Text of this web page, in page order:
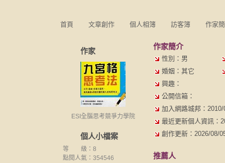
首頁 文章創作 個人相簿 訪客簿 作家
作家
ESI全腦思考競爭力學院
個人小檔案
等 級：8
點閱人氣：354546
作家簡介
性別：男
婚姻：其它
興趣：
公開信箱：
加入網路城邦：
最近更新個人資訊：
創作更新：2026/08/
推薦人